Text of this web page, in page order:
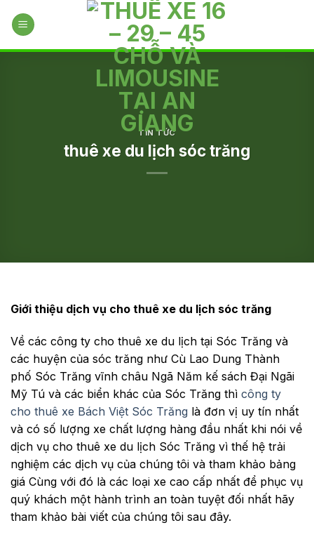
TIN TỨC
thuê xe du lịch sóc trăng
Giới thiệu dịch vụ cho thuê xe du lịch sóc trăng
Về các công ty cho thuê xe du lịch tại Sóc Trăng và
các huyện của sóc trăng như Cù Lao Dung Thành
phố Sóc Trăng vĩnh châu Ngã Năm kế sách Đại Ngãi
Mỹ Tú và các biển khác của Sóc Trăng thì công ty
cho thuê xe Bách Việt Sóc Trăng là đơn vị uy tín nhất
và có số lượng xe chất lượng hàng đầu nhất khi nói về
dịch vụ cho thuê xe du lịch Sóc Trăng vì thế hệ trải
nghiệm các dịch vụ của chúng tôi và tham khảo bảng
giá Cùng với đó là các loại xe cao cấp nhất để phục vụ
quý khách một hành trình an toàn tuyệt đối nhất hãy
tham khảo bài viết của chúng tôi sau đây.